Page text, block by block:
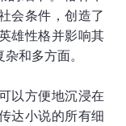
会条件，创造了
雄性格并影响其
和多方面。
以方便地沉浸在
达小说的所有细